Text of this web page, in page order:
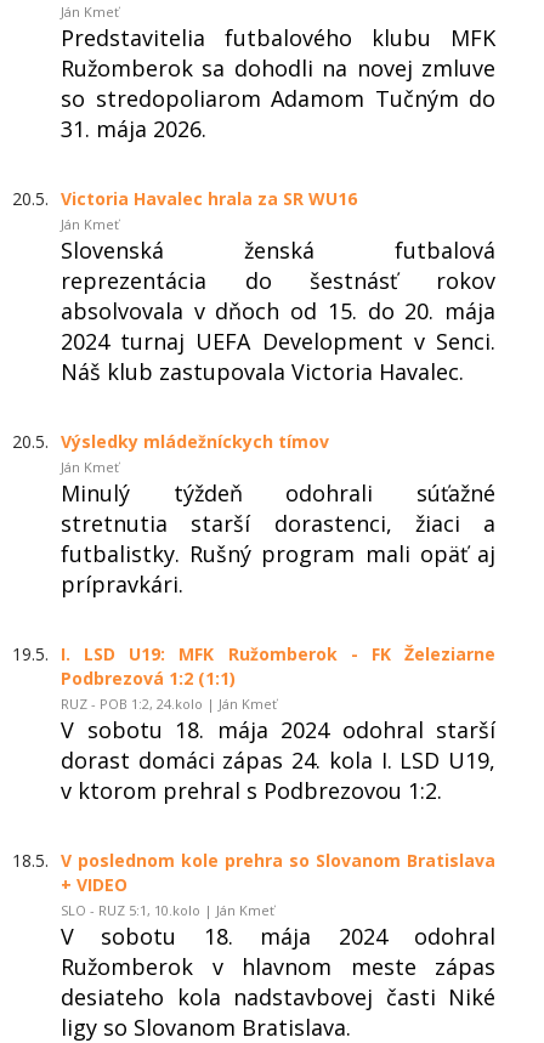
Ján Kmeť
Predstavitelia futbalového klubu MFK
Ružomberok sa dohodli na novej zmluve
so stredopoliarom Adamom Tučným do
31. mája 2026.
20.5. Victoria Havalec hrala za SR WU16
Ján Kmeť
Slovenská ženská futbalová
reprezentácia do šestnásť rokov
absolvovala v dňoch od 15. do 20. mája
2024 turnaj UEFA Development v Senci.
Náš klub zastupovala Victoria Havalec.
20.5. Výsledky mládežníckych tímov
Ján Kmeť
Minulý týždeň odohrali súťažné
stretnutia starší dorastenci, žiaci a
futbalistky. Rušný program mali opäť aj
prípravkári.
19.5.
I. LSD U19: MFK Ružomberok - FK Železiarne
Podbrezová 1:2 (1:1)
RUZ - POB 1:2, 24.kolo | Ján Kmeť
V sobotu 18. mája 2024 odohral starší
dorast domáci zápas 24. kola I. LSD U19,
v ktorom prehral s Podbrezovou 1:2.
18.5. V poslednom kole prehra so Slovanom Bratislava
+ VIDEO
SLO - RUZ 5:1, 10.kolo | Ján Kmeť
V sobotu 18. mája 2024 odohral
Ružomberok v hlavnom meste zápas
desiateho kola nadstavbovej časti Niké
ligy so Slovanom Bratislava.